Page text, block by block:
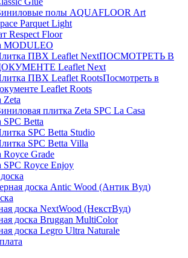
полы AQUAFLOOR Art
Parquet Light
Respect Floor
MODULEO
ПВХ Leaflet NextПОСМОТРЕТЬ В
Leaflet Next
ПВХ Leaflet RootsПосмотреть в
Leaflet Roots
Zeta
плитка Zeta SPC La Casa
Betta
SPC Betta Studio
SPC Betta Villa
Royce Grade
SPC Royce Enjoy
доска Antic Wood (Антик Вуд)
доска NextWood (НекстВуд)
доска Bruggan MultiColor
доска Legro Ultra Naturale